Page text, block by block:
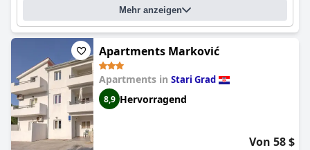
Mehr anzeigen
Apartments Marković
Apartments in Stari Grad
8,9 Hervorragend
Von 58 $